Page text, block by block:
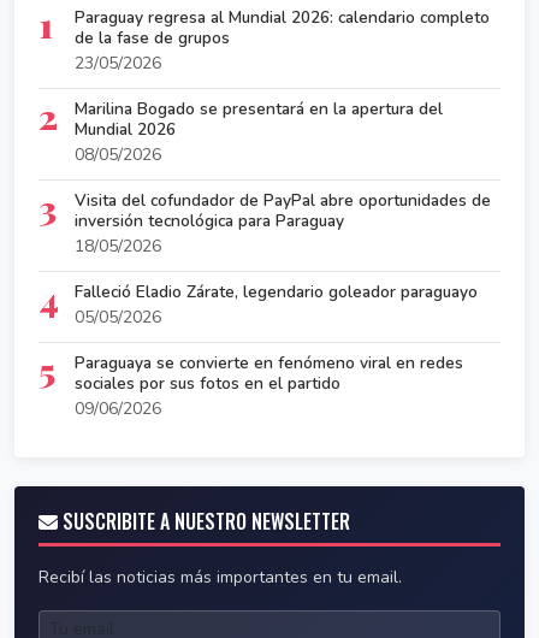
1
Paraguay regresa al Mundial 2026: calendario completo
de la fase de grupos
23/05/2026
2
Marilina Bogado se presentará en la apertura del
Mundial 2026
08/05/2026
3
Visita del cofundador de PayPal abre oportunidades de
inversión tecnológica para Paraguay
18/05/2026
4
Falleció Eladio Zárate, legendario goleador paraguayo
05/05/2026
5
Paraguaya se convierte en fenómeno viral en redes
sociales por sus fotos en el partido
09/06/2026
SUSCRIBITE A NUESTRO NEWSLETTER
Recibí las noticias más importantes en tu email.